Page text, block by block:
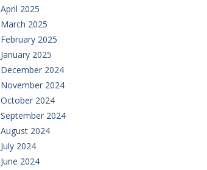
April 2025
March 2025
February 2025
January 2025
December 2024
November 2024
October 2024
September 2024
August 2024
July 2024
June 2024